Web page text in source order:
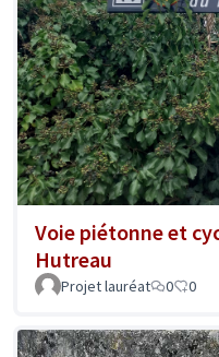
Voie piétonne et
Hutreau
Projet lauréat 0 0